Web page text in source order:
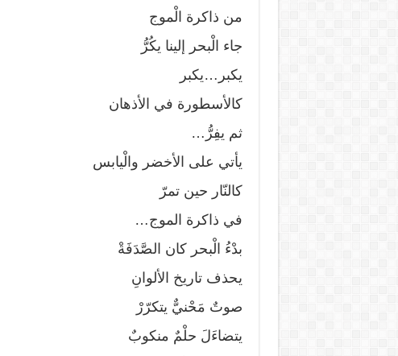
من ذاكرة الْموج
جاء الْبحر إلينا يكُرُّ
يكبر…يكبر
كالأسطورة في الأذهان
ثم يفِرُّ…
يأتي على الأخضر والْيابس
كالنّار حين تمرّ
في ذاكرة الموج…
بدْءُ الْبحر كان الصَّدَفَةْ
يحذف تاريخ الألوانِ
صوتٌ مَحْنيٌّ يتكرّرْ
يتضاءَلَ حلْمٌ منكوبٌ